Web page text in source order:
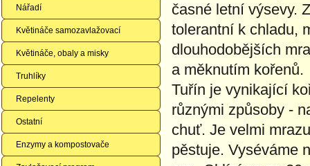
Nářadí
Květináče samozavlažovací
Květináče, obaly a misky
Truhlíky
Repelenty
Ostatní
Enzymy a kompostovače
časné letní výsevy.
tolerantní k chladu,
dlouhodobějších
a měknutím kořenů.
Tuřín je vynikající
různými způsoby -
chuť. Je velmi
pěstuje. Vyséváme